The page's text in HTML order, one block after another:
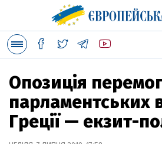
Опозиція
парламентських
Греції — екзит-